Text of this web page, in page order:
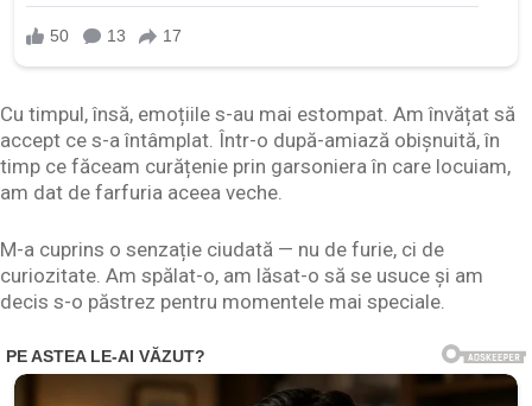
Cu timpul, însă, emoțiile s-au mai estompat. Am învățat să
accept ce s-a întâmplat. Într-o după-amiază obișnuită, în
timp ce făceam curățenie prin garsoniera în care locuiam,
am dat de farfuria aceea veche.
M-a cuprins o senzație ciudată — nu de furie, ci de
curiozitate. Am spălat-o, am lăsat-o să se usuce și am
decis s-o păstrez pentru momentele mai speciale.